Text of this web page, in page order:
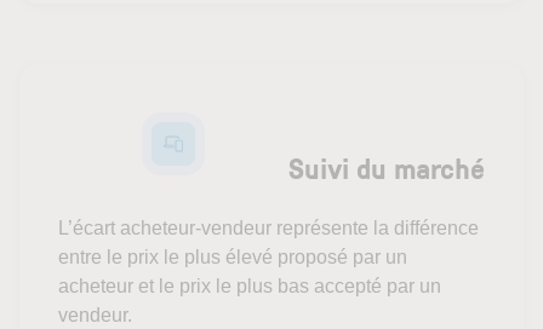
Suivi du marché
L’écart acheteur-vendeur représente la différence
entre le prix le plus élevé proposé par un
acheteur et le prix le plus bas accepté par un
vendeur.